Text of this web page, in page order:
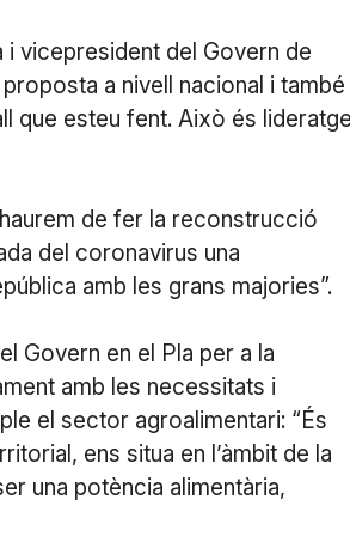
vicepresident del Govern de
a nivell nacional i també
que esteu fent. Això és
de fer la reconstrucció
del coronavirus una
amb les grans majories”.
Govern en el Pla per a la
amb les necessitats i
el sector agroalimentari: “És
ens situa en l’àmbit de la
una potència alimentària,